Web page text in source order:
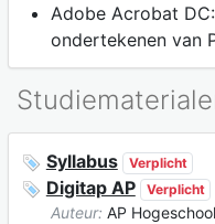
Adobe Acrobat
ondertekenen van
Syllabus Verplicht
Digitap AP Verplicht
Auteur: AP